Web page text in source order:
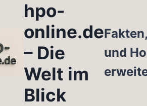
hpo-
online.de
– Die
Welt im
Blick
und